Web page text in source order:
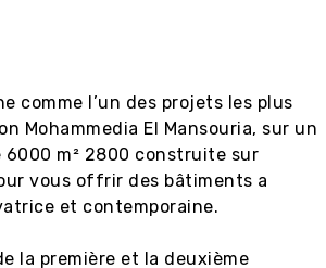
comme l’un des projets les plus
Mohammedia El Mansouria, sur un
6000 m² 2800 construite sur
vous offrir des bâtiments a
et contemporaine.